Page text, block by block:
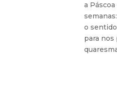
a
o sentido
para nos